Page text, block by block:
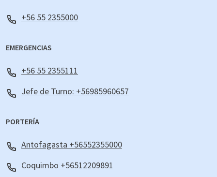
+56 55 2355000
EMERGENCIAS
+56 55 2355111
Jefe de Turno: +56985960657
PORTERÍA
Antofagasta +56552355000
Coquimbo +56512209891